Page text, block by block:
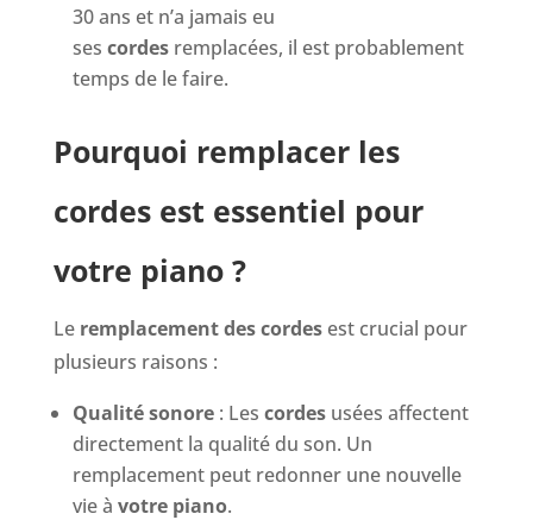
30 ans et n’a jamais eu
ses cordesremplacées, il est probablement
temps de le faire.
Pourquoi remplacer les
cordes est essentiel pour
votre piano ?
Le remplacement des cordesest crucial pour
plusieurs raisons :
Qualité sonore: Les cordesusées affectent
directement la qualité du son. Un
remplacement peut redonner une nouvelle
vie à votre piano.